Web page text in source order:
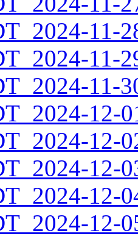
11-
11-
11-
12-
12-
12-
12-
12-